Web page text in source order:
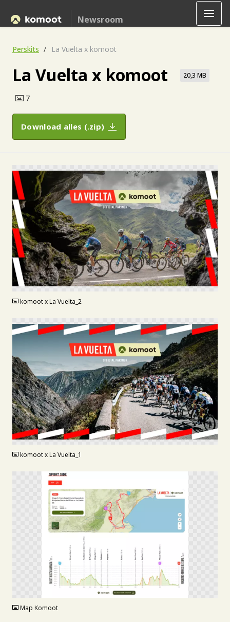
Newsroom
Perskits La Vuelta x komoot
La Vuelta x komoot 20,3 MB
7
Download alles (.zip)
PNG
komoot x La Vuelta_2
PNG
komoot x La Vuelta_1
Map Komoot